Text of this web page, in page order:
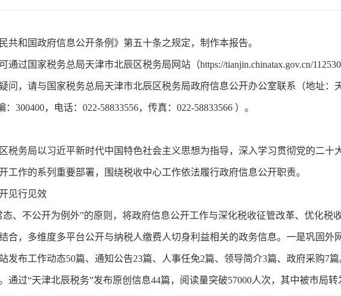
和国政府信息公开条例》第五十条之规定，制作本报告。
国家税务总局天津市北辰区税务局网站（https://tianjin.chinatax.gov.cn/
，请与国家税务总局天津市北辰区税务局政府信息公开办公室联系（地址：
300400，电话：022-58833556，传真：022-58833566 ）。
务局以习近平新时代中国特色社会主义思想为指导，深入学习贯彻党的二十
工作的系列重要部署，围绕税收中心工作依法履行政府信息公开职责。
见行见效
不公开为例外”的原则，将政府信息公开工作与深化税收征管改革、优化税
合，多维度多平台公开与纳税人缴费人切身利益相关的政务信息。一是巩固外
发布工作动态50篇、通知公告23篇、人事任免2篇、领导简介3篇、政府采购7
通过“天津北辰税务”发布原创信息44篇，阅读量突破57000人次，其中被市局